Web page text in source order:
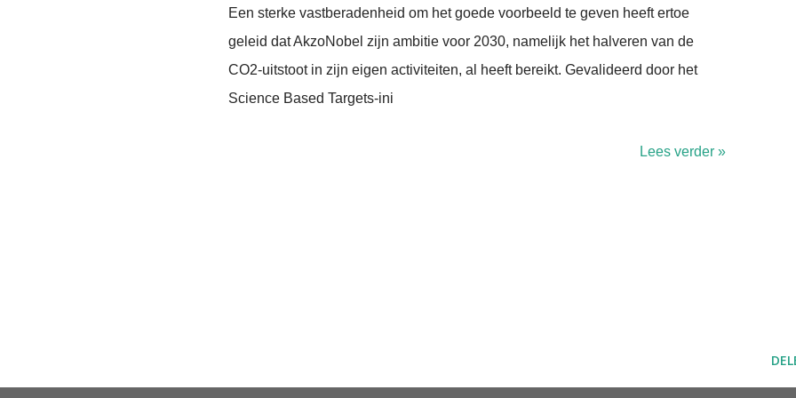
Een sterke vastberadenheid om het goede voorbeeld te geven heeft ertoe
geleid dat AkzoNobel zijn ambitie voor 2030, namelijk het halveren van de
CO2-uitstoot in zijn eigen activiteiten, al heeft bereikt. Gevalideerd door het
Science Based Targets-ini
Lees verder »